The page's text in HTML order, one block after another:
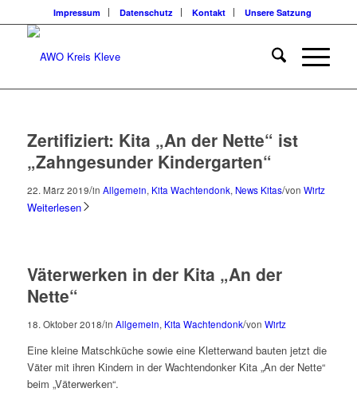
Impressum Datenschutz Kontakt Unsere Satzung
Zertifiziert: Kita „An der Nette“ ist
„Zahngesunder Kindergarten“
22. März 2019/in Allgemein, Kita Wachtendonk, News Kitas/von Wirtz
Weiterlesen
Väterwerken in der Kita „An der
Nette“
18. Oktober 2018/in Allgemein, Kita Wachtendonk/von Wirtz
Eine kleine Matschküche sowie eine Kletterwand bauten jetzt die
Väter mit ihren Kindern in der Wachtendonker Kita „An der Nette“
beim „Väterwerken“.